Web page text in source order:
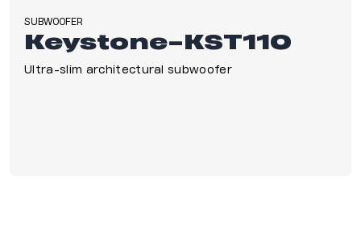
SUBWOOFER
Keystone-KST110
Ultra-slim architectural subwoofer